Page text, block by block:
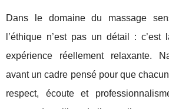
Dans le domaine du massage
l’éthique n’est pas un détail : c’est
expérience réellement relaxante.
avant un cadre pensé pour que
respect, écoute et